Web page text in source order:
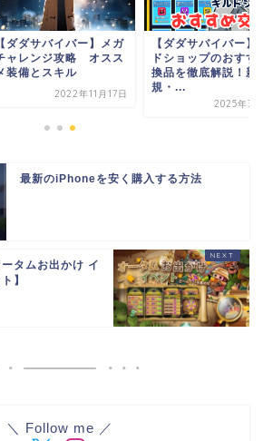
【ダダサバイバー】メガ
ャレンジ攻略 オスス
装備とスキル
2022年11月17日
【ダダサバイバー】
ドショップのおすす
換品を徹底解説！新
規・...
2025年3
最新のiPhoneを安く購入する方法
タムお出かけ イ
】
＼ Follow me ／